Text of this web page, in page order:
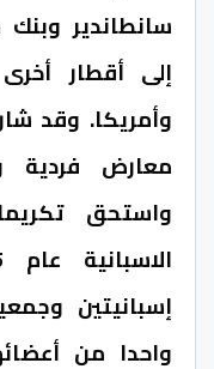
سانطاندير
إلى أقطار
وأمريكا. وقد
معارض فردية
واستحق
إسبانيتين
واحدا من